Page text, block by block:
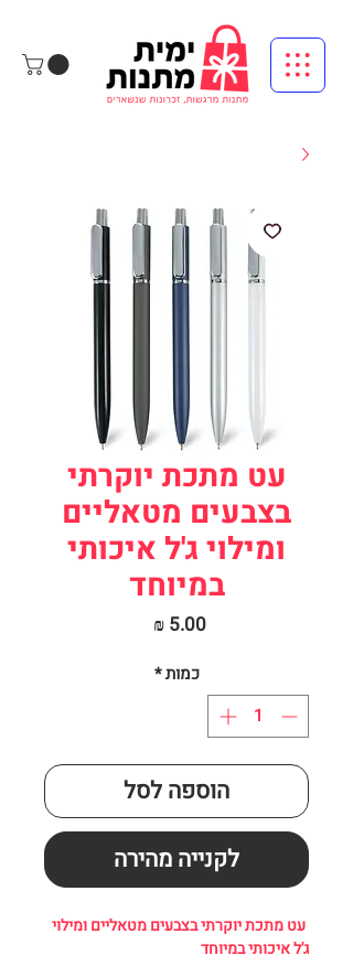
עט מתכת יוקרתי
בצבעים מטאליים
ומילוי ג'ל איכותי
במיוחד
‏5.00 ‏₪
כמות *
הוספה לסל
לקנייה מהירה
עט מתכת יוקרתי בצבעים מטאליים ומילוי
ג'ל איכותי במיוחד